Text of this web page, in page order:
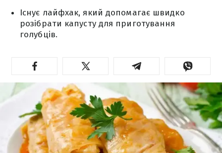
Існує лайфхак, який допомагає швидко
розібрати капусту для приготування
голубців.